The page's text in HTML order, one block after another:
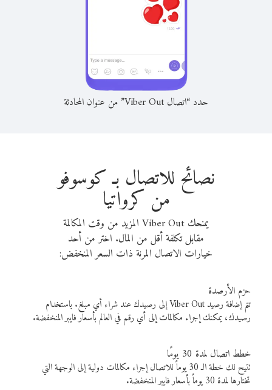
حدد “اتصال Viber Out” من عنوان المحادثة
نصائح للاتصال بـ كوسوفو
من كرواتيا
يمنحك Viber Out المزيد من وقت المكالمة
مقابل تكلفة أقل من المال. اختر من أحد
خيارات الاتصال المرنة ذات السعر المنخفض:
حزم الأرصدة
تتم إضافة رصيد Viber Out إلى رصيدك عند شراء أي مبلغ. باستخدام
رصيدك، يمكنك إجراء مكالمات إلى أي رقم في العالم بأسعار فايبر المنخفضة.
خطط اتصال لمدة 30 يومًا
تتيح لك خطة الـ 30 يوماً للاتصال إجراء مكالمات دولية إلى الوجهة التي
تختارها لمدة 30 يوماً بأسعار فايبر المنخفضة.